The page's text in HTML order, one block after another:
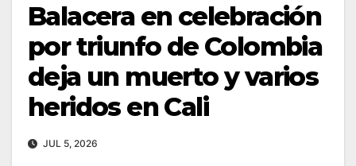
Balacera en celebración
por triunfo de Colombia
deja un muerto y varios
heridos en Cali
JUL 5, 2026